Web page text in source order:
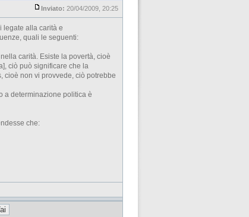
Inviato: 20/04/2009, 20:25
legate alla carità e
quali le seguenti:
carità. Esiste la povertà, cioè
ciò può significare che la
cioè non vi provvede, ciò potrebbe
a determinazione politica è
che: